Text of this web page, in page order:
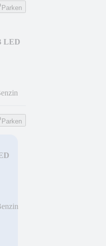
Parken
LED
Parken